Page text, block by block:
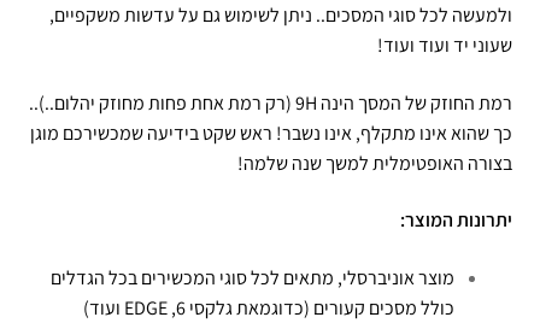
ולמעשה לכל סוגי המסכים.. ניתן לשימוש גם על עדשות משקפיים,
שעוני יד ועוד ועוד!
רמת החוזק של המסך הינה 9H (רק רמת אחת פחות מחוזק יהלום..)..
כך שהוא אינו מתקלף, אינו נשבר! ראש שקט בידיעה שמכשירכם מוגן
בצורה האופטימלית למשך שנה שלמה!
יתרונות המוצר:
מוצר אוניברסלי, מתאים לכל סוגי המכשירים בכל הגדלים
כולל מסכים קעורים (כדוגמאת גלקסי 6, EDGE ועוד)